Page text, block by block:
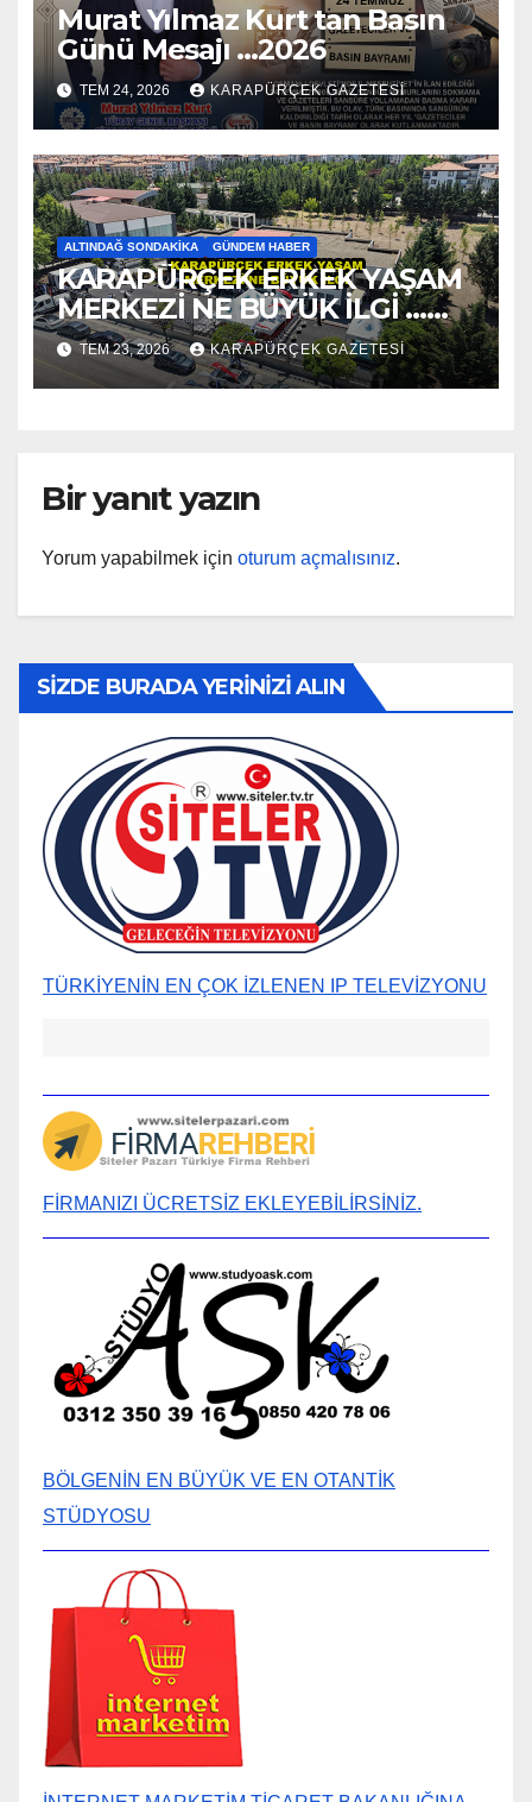
Murat Yılmaz Kurt tan Basın
Günü Mesajı …2026
TEM 24, 2026 KARAPÜRÇEK GAZETESİ
ALTINDAĞ SONDAKIKA GÜNDEM HABER
KARAPÜRÇEK ERKEK YAŞAM
MERKEZİ NE BÜYÜK İLGİ …
2026
TEM 23, 2026 KARAPÜRÇEK GAZETESİ
Bir yanıt yazın
Yorum yapabilmek için oturum açmalısınız.
SİZDE BURADA YERİNİZİ ALIN
TÜRKİYENİN EN ÇOK İZLENEN IP TELEVİZYONU
FİRMANIZI ÜCRETSİZ EKLEYEBİLİRSİNİZ.
BÖLGENİN EN BÜYÜK VE EN OTANTİK
STÜDYOSU